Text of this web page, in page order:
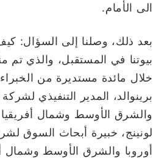
الى الأمام.
بعد ذلك، وصلنا إلى السؤال:
بيوتنا في المستقبل، والذي تم
خلال مائدة مستديرة من
برينوالد، المدير التنفيذي
والشرق الأوسط وشمال أفريقيا
لونينج، خبيرة أبحاث السوق
أوروبا والشرق الأوسط وشمال